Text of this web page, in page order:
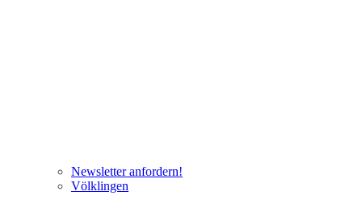
Newsletter anfordern!
Völklingen